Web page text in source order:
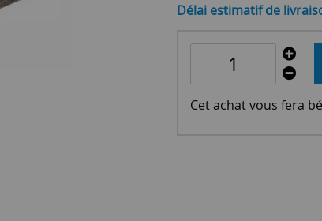
Délai estimatif de
Cet achat vous fera